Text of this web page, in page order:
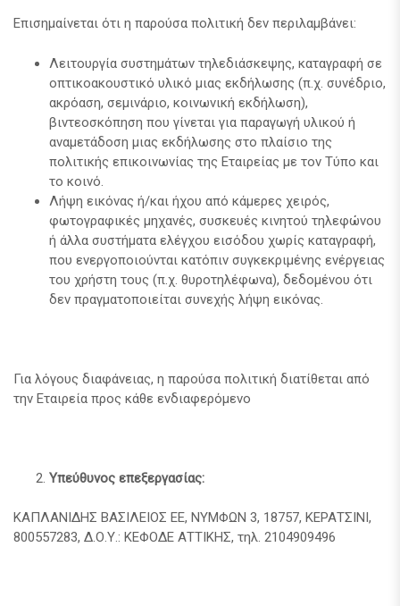
Επισημαίνεται ότι η παρούσα πολιτική δεν περιλαμβάνει:
Λειτουργία συστημάτων τηλεδιάσκεψης, καταγραφή σε
οπτικοακουστικό υλικό μιας εκδήλωσης (π.χ. συνέδριο,
ακρόαση, σεμινάριο, κοινωνική εκδήλωση),
βιντεοσκόπηση που γίνεται για παραγωγή υλικού ή
αναμετάδοση μιας εκδήλωσης στο πλαίσιο της
πολιτικής επικοινωνίας της Εταιρείας με τον Τύπο και
το κοινό.
Λήψη εικόνας ή/και ήχου από κάμερες χειρός,
φωτογραφικές μηχανές, συσκευές κινητού τηλεφώνου
ή άλλα συστήματα ελέγχου εισόδου χωρίς καταγραφή,
που ενεργοποιούνται κατόπιν συγκεκριμένης ενέργειας
του χρήστη τους (π.χ. θυροτηλέφωνα), δεδομένου ότι
δεν πραγματοποιείται συνεχής λήψη εικόνας.
Για λόγους διαφάνειας, η παρούσα πολιτική διατίθεται από
την Εταιρεία προς κάθε ενδιαφερόμενο
Υπεύθυνος επεξεργασίας:
ΚΑΠΛΑΝΙΔΗΣ ΒΑΣΙΛΕΙΟΣ ΕΕ, ΝΥΜΦΩΝ 3, 18757, ΚΕΡΑΤΣΙΝΙ,
800557283, Δ.Ο.Υ.: ΚΕΦΟΔΕ ΑΤΤΙΚΗΣ, τηλ. 2104909496